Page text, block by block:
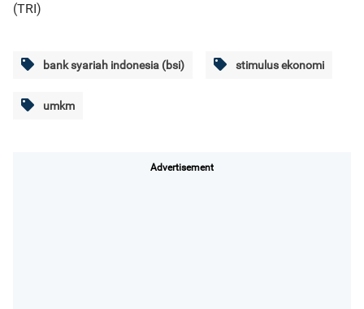
(TRI)
bank syariah indonesia (bsi) stimulus ekonomi
umkm
Advertisement